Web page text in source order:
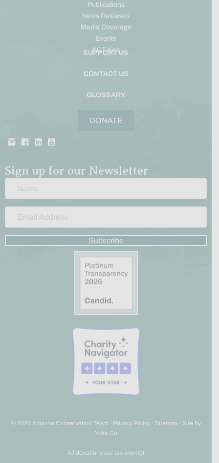
Publications
News Releases
Media Coverage
Events
ACT Kids
SUPPORT US
CONTACT US
GLOSSARY
DONATE
Sign up for our Newsletter
Subscribe
© 2026 Amazon Conservation Team · Privacy Policy· Sitemap · Site by
Yoko Co
All donations are tax-exempt